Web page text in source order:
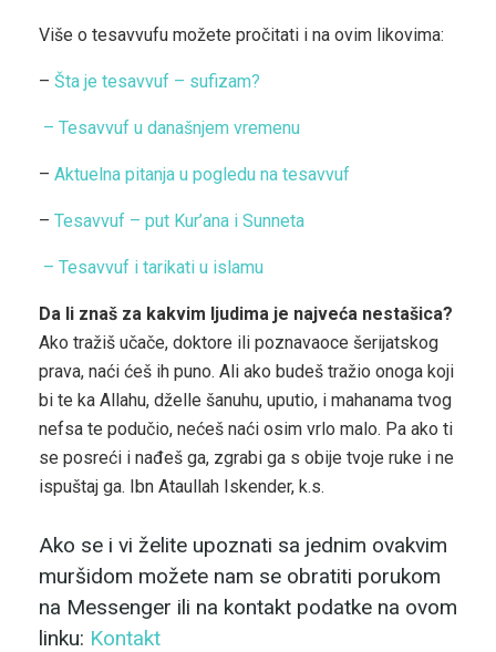
Više o tesavvufu možete pročitati i na ovim likovima:
– Šta je tesavvuf – sufizam?
– Tesavvuf u današnjem vremenu
– Aktuelna pitanja u pogledu na tesavvuf
– Tesavvuf – put Kur’ana i Sunneta
– Tesavvuf i tarikati u islamu
Da li znaš za kakvim ljudima je najveća nestašica?
Ako tražiš učače, doktore ili poznavaoce šerijatskog
prava, naći ćeš ih puno. Ali ako budeš tražio onoga koji
bi te ka Allahu, dželle šanuhu, uputio, i mahanama tvog
nefsa te podučio, nećeš naći osim vrlo malo. Pa ako ti
se posreći i nađeš ga, zgrabi ga s obije tvoje ruke i ne
ispuštaj ga. Ibn Ataullah Iskender, k.s.
Ako se i vi želite upoznati sa jednim ovakvim
muršidom možete nam se obratiti porukom
na Messenger ili na kontakt podatke na ovom
linku: Kontakt